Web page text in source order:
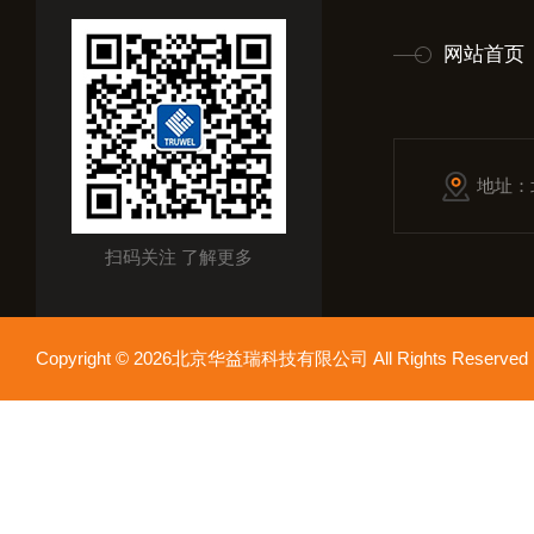
扫码关注 了解更多
网站首页
地址
Copyright © 2026北京华益瑞科技有限公司 All Rights